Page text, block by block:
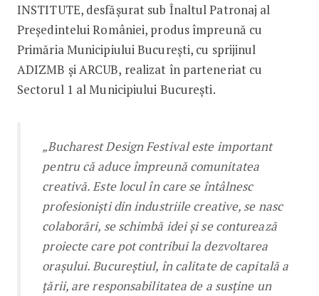
INSTITUTE, desfășurat sub Înaltul Patronaj al
Președintelui României, produs împreună cu
Primăria Municipiului Bucureşti, cu sprijinul
ADIZMB şi ARCUB, realizat în parteneriat cu
Sectorul 1 al Municipiului Bucureşti.
„Bucharest Design Festival este important
pentru că aduce împreună comunitatea
creativă. Este locul în care se întâlnesc
profesioniști din industriile creative, se nasc
colaborări, se schimbă idei și se conturează
proiecte care pot contribui la dezvoltarea
orașului. Bucureștiul, în calitate de capitală a
țării, are responsabilitatea de a susține un